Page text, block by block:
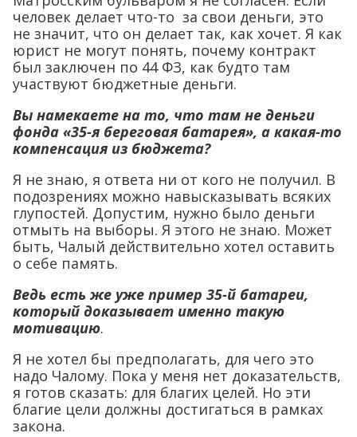
человек делает что-то за свои деньги, это
не значит, что он делает так, как хочет. Я как
юрист не могут понять, почему контракт
был заключен по 44 ФЗ, как будто там
участвуют бюджетные деньги.
Вы намекаете на то, что там не деньги
фонда «35-я береговая батарея», а какая-то
компенсация из бюджета?
Я не знаю, я ответа ни от кого не получил. В
подозрениях можно навысказывать всяких
глупостей. Допустим, нужно было деньги
отмыть на выборы. Я этого не знаю. Может
быть, Чалый действительно хотел оставить
о себе память.
Ведь есть же уже пример 35-й батареи,
который доказывает именно такую
мотивацию.
Я не хотел бы предполагать, для чего это
надо Чалому. Пока у меня нет доказательств,
я готов сказать: для благих целей. Но эти
благие цели должны достигаться в рамках
закона.